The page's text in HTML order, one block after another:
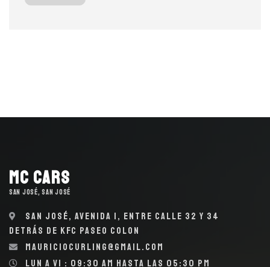
MC Cars
SAN JOSÉ, SAN JOSÉ
San José, Avenida 1, entre calle 32 y 34
detrás de KFC Paseo Colon
mauriciocurling@gmail.com
Lun a Vi : 09:30 AM hasta las 05:30 PM